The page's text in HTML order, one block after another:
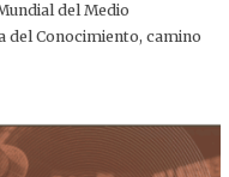
del Medio
del Conocimiento, camino